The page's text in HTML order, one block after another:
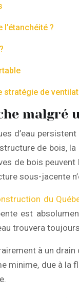
?
de
malgré
d’eau
de bois,
de bois
sous-jacente
du
est
trouvera
à un
due à